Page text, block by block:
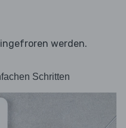
werden.
Schritten